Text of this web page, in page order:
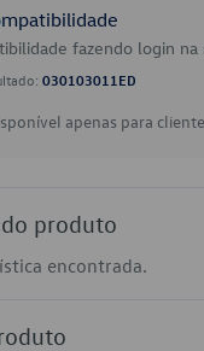
fazendo login na
030103011ED
apenas para
produto
encontrada.